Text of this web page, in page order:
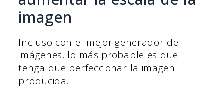
imagen
Incluso con el mejor generador de
imágenes, lo más probable es que
tenga que perfeccionar la imagen
producida.